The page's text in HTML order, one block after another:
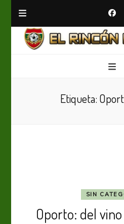
Etiqueta:
SIN
Oporto: del